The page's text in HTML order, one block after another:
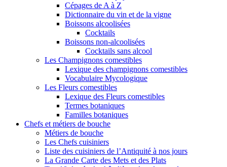
Cépages de A à Z
Dictionnaire du vin et de la vigne
Boissons alcoolisées
Cocktails
Boissons non-alcoolisées
Cocktails sans alcool
Les Champignons comestibles
Lexique des champignons comestibles
Vocabulaire Mycologique
Les Fleurs comestibles
Lexique des Fleurs comestibles
Termes botaniques
Familles botaniques
Chefs et métiers de bouche
Métiers de bouche
Les Chefs cuisiniers
Liste des cuisiniers de l’Antiquité à nos jours
La Grande Carte des Mets et des Plats